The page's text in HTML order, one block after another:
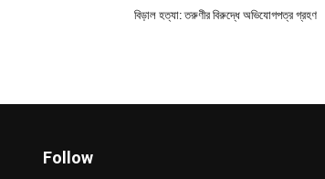
বিড়াল হত্যা: তরুণীর বিরুদ্ধে অভিযোগপত্র গ্রহণ
Follow